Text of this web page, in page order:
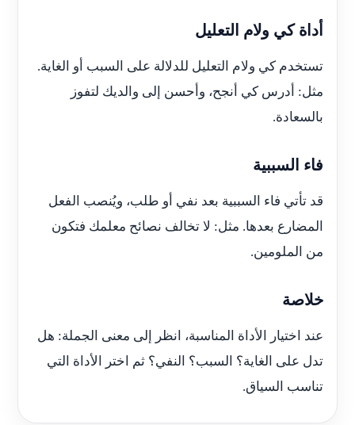
أداة كي ولام التعليل
تستخدم كي ولام التعليل للدلالة على السبب أو الغاية.
مثل: أدرس كي أنجح، وأحسن إلى والديك لتفوز
بالسعادة.
فاء السببية
قد تأتي فاء السببية بعد نفي أو طلب، ويُنصب الفعل
المضارع بعدها. مثل: لا تخالف نصائح معلمك فتكون
من الملومين.
خلاصة
عند اختيار الأداة المناسبة، انظر إلى معنى الجملة: هل
تدل على الغاية؟ السبب؟ النفي؟ ثم اختر الأداة التي
تناسب السياق.